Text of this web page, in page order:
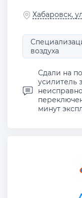
Хабаровск,
воздуха
Сдали на
усилитель
минут